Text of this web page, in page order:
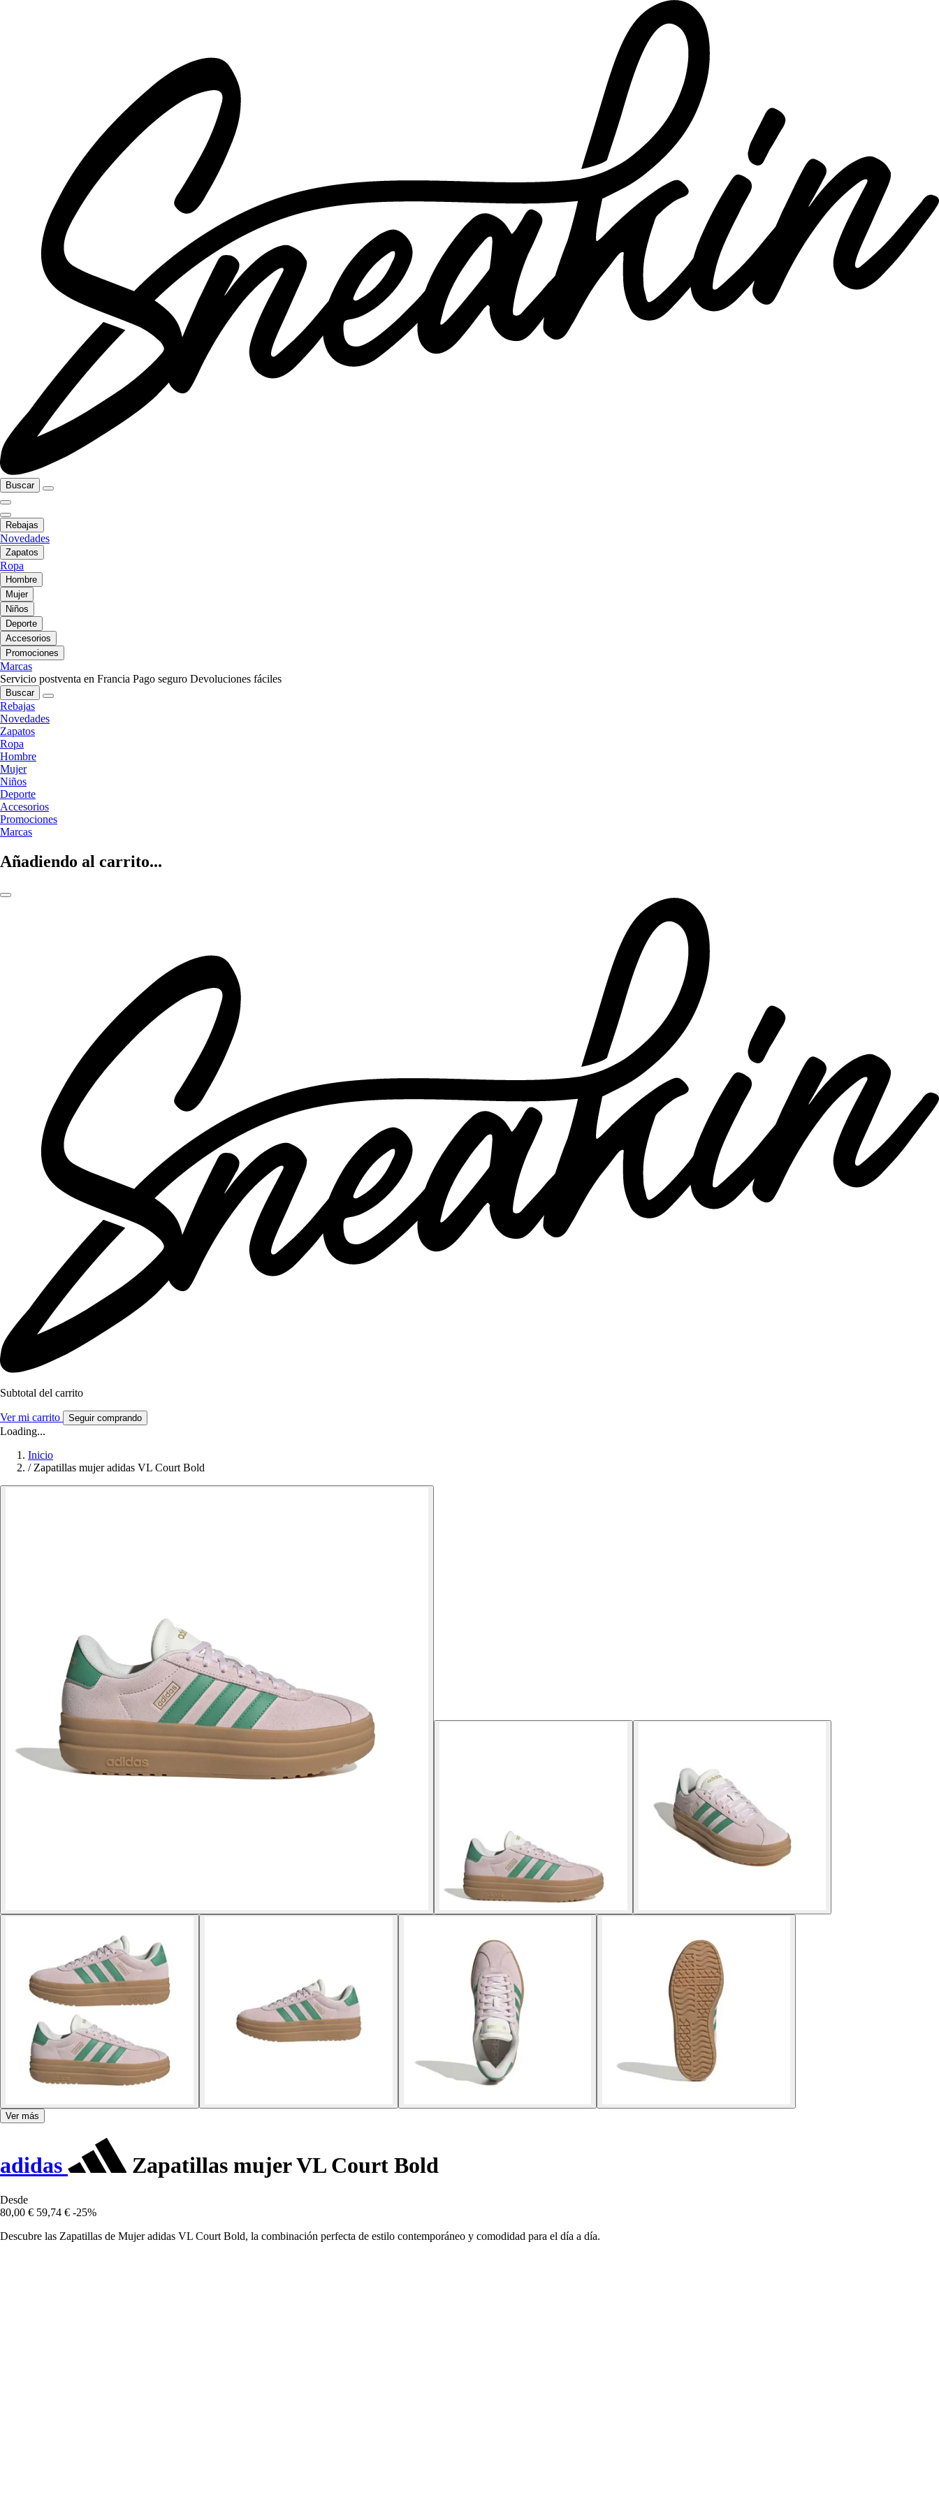
Buscar
Rebajas
Novedades
Zapatos
Ropa
Hombre
Mujer
Niños
Deporte
Accesorios
Promociones
Marcas
Servicio postventa en Francia Pago seguro Devoluciones fáciles
Buscar
Rebajas
Novedades
Zapatos
Ropa
Hombre
Mujer
Niños
Deporte
Accesorios
Promociones
Marcas
Añadiendo al carrito...
Subtotal del carrito
Ver mi carrito Seguir comprando
Loading...
Inicio
/ Zapatillas mujer adidas VL Court Bold
Ver más
adidas Zapatillas mujer VL Court Bold
Desde
80,00 € 59,74 € -25%
Descubre las Zapatillas de Mujer adidas VL Court Bold, la combinación perfecta de estilo contemporáneo y comodidad para el día a día.